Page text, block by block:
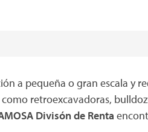
a pequeña o gran escala y
retroexcavadoras,
Divisón de Renta